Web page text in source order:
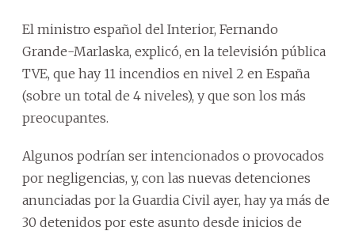
El ministro español del Interior, Fernando
Grande-Marlaska, explicó, en la televisión pública
TVE, que hay 11 incendios en nivel 2 en España
(sobre un total de 4 niveles), y que son los más
preocupantes.
Algunos podrían ser intencionados o provocados
por negligencias, y, con las nuevas detenciones
anunciadas por la Guardia Civil ayer, hay ya más de
30 detenidos por este asunto desde inicios de